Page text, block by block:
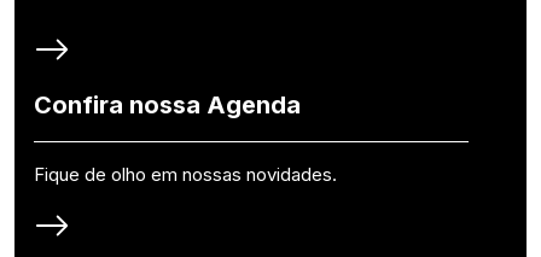
Confira nossa Agenda
Fique de olho em nossas novidades.